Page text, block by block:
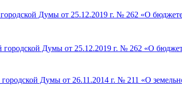
Думы от 25.12.2019 г. № 262 «О
Думы от 25.12.2019 г. № 262 «О
Думы от 26.11.2014 г. № 211 «О